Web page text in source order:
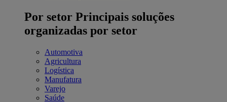
Por setor Principais soluções
organizadas por setor
Automotiva
Agricultura
Logística
Manufatura
Varejo
Saúde